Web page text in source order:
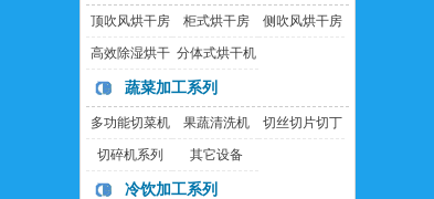
顶吹风烘干房 柜式烘干房 侧吹风烘干房
高效除湿烘干
房
分体式烘干机
蔬菜加工系列
多功能切菜机 果蔬清洗机
切丝切片切丁
切碎机系列 其它设备
冷饮加工系列